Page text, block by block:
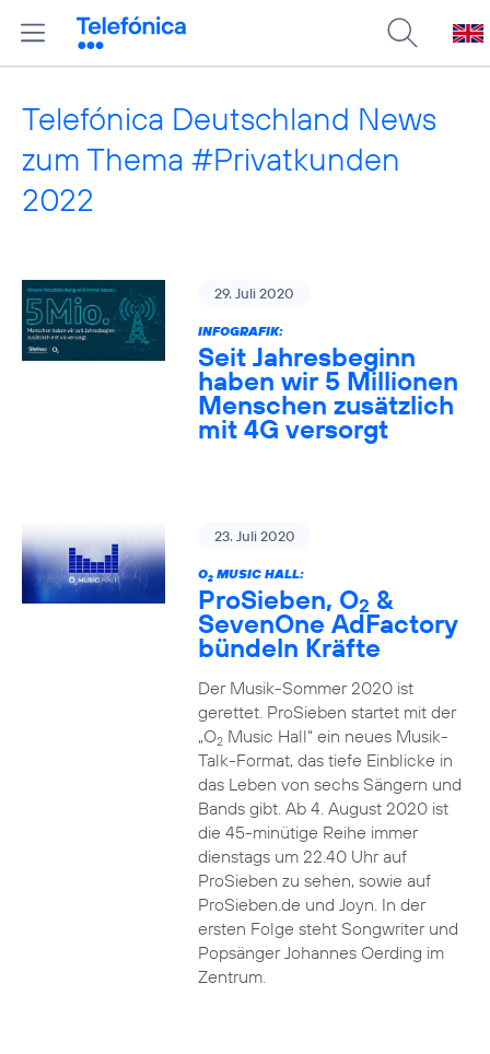
Telefónica Deutschland News
zum Thema #Privatkunden
2022
29. Juli 2020
INFOGRAFIK:
Seit Jahresbeginn
haben wir 5 Millionen
Menschen zusätzlich
mit 4G versorgt
23. Juli 2020
O2MUSIC HALL:
ProSieben, O2 &
SevenOne AdFactory
bündeln Kräfte
Der Musik-Sommer 2020 ist
gerettet. ProSieben startet mit der
„O2Music Hall“ ein neues Musik-
Talk-Format, das tiefe Einblicke in
das Leben von sechs Sängern und
Bands gibt. Ab 4. August 2020 ist
die 45-minütige Reihe immer
dienstags um 22.40 Uhr auf
ProSieben zu sehen, sowie auf
ProSieben.de und Joyn. In der
ersten Folge steht Songwriter und
Popsänger Johannes Oerding im
Zentrum.